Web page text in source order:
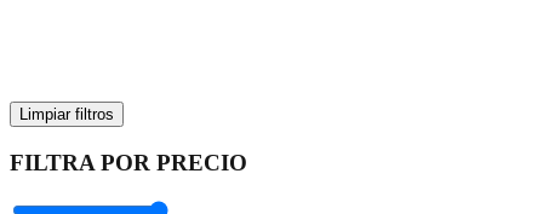
Limpiar filtros
FILTRA POR PRECIO